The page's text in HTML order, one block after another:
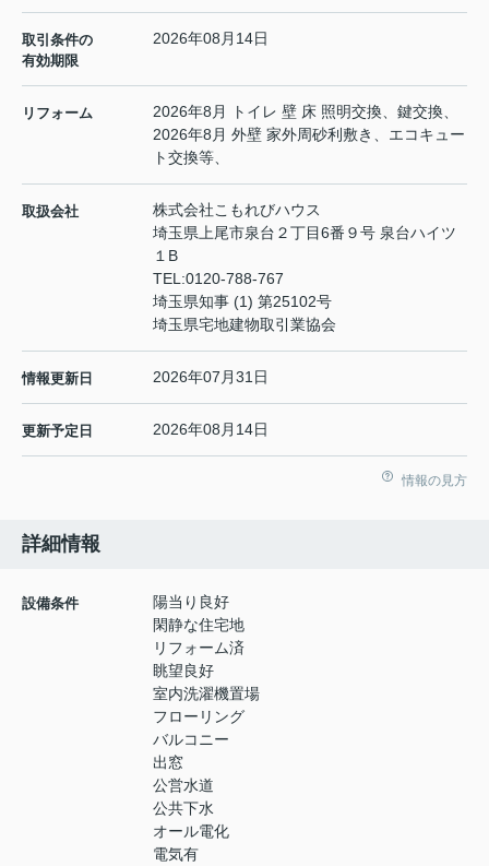
取引条件の
有効期限
2026年08月14日
リフォーム
2026年8月 トイレ 壁 床 照明交換、鍵交換、
2026年8月 外壁 家外周砂利敷き、エコキュー
ト交換等、
取扱会社
株式会社こもれびハウス
埼玉県上尾市泉台２丁目6番９号 泉台ハイツ
１B
TEL:0120-788-767
埼玉県知事 (1) 第25102号
埼玉県宅地建物取引業協会
情報更新日 2026年07月31日
更新予定日 2026年08月14日
情報の見方
詳細情報
設備条件
陽当り良好
閑静な住宅地
リフォーム済
眺望良好
室内洗濯機置場
フローリング
バルコニー
出窓
公営水道
公共下水
オール電化
電気有